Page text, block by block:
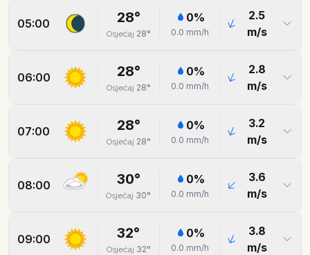
05:00 28°
Osjećaj 28°
0%
0.0 mm/h
2.5
m/s
06:00 28°
Osjećaj 28°
0%
0.0 mm/h
2.8
m/s
07:00 28°
Osjećaj 28°
0%
0.0 mm/h
3.2
m/s
08:00 30°
Osjećaj 30°
0%
0.0 mm/h
3.6
m/s
09:00 32°
Osjećaj 32°
0%
0.0 mm/h
3.8
m/s